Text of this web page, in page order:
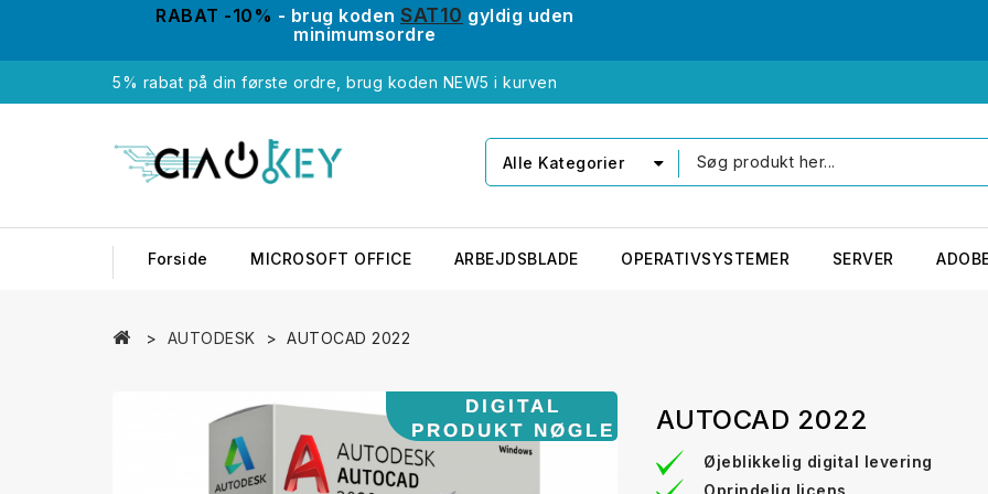
RABAT -10% - brug koden SAT10 gyldig uden
minimumsordre
5% rabat på din første ordre, brug koden NEW5 i kurven
Alle Kategorier
Forside MICROSOFT OFFICE ARBEJDSBLADE OPERATIVSYSTEMER SERVER
AUTODESK AUTOCAD 2022
AUTOCAD 2022
Øjeblikkelig digital levering
Oprindelig licens